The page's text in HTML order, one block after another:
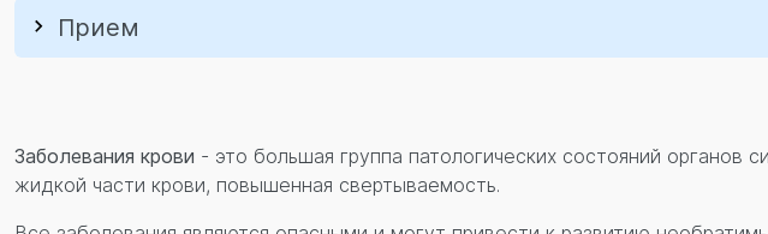
Прием
Заболевания крови - это большая группа патологических состояний
жидкой части крови, повышенная свертываемость.